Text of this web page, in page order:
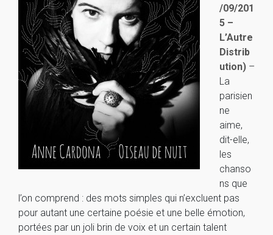
/09/201
5 –
L’Autre
Distrib
ution) –
La
parisien
ne
aime,
dit-elle,
les
chanso
ns que
l’on comprend : des mots simples qui n’excluent pas
pour autant une certaine poésie et une belle émotion,
portées par un joli brin de voix et un certain talent